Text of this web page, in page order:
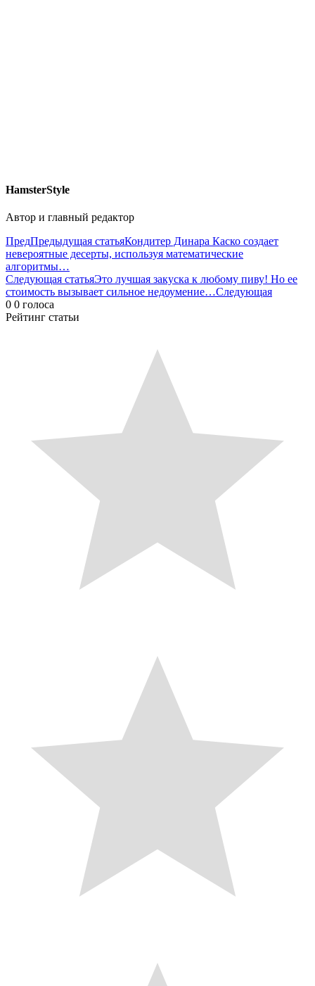
HamsterStyle
Автор и главный редактор
ПредПредыдущая статьяКондитер Динара Каско создает
невероятные десерты, используя математические
алгоритмы…
Следующая статьяЭто лучшая закуска к любому пиву! Но ее
стоимость вызывает сильное недоумение…Следующая
0 0 голоса
Рейтинг статьи